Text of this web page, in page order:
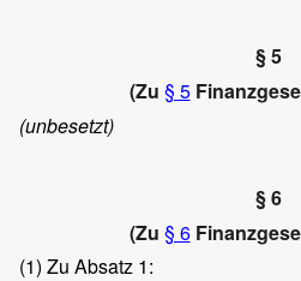
§ 5
(Zu § 5
(unbesetzt)
§ 6
(Zu § 6
(1) Zu Absatz 1: